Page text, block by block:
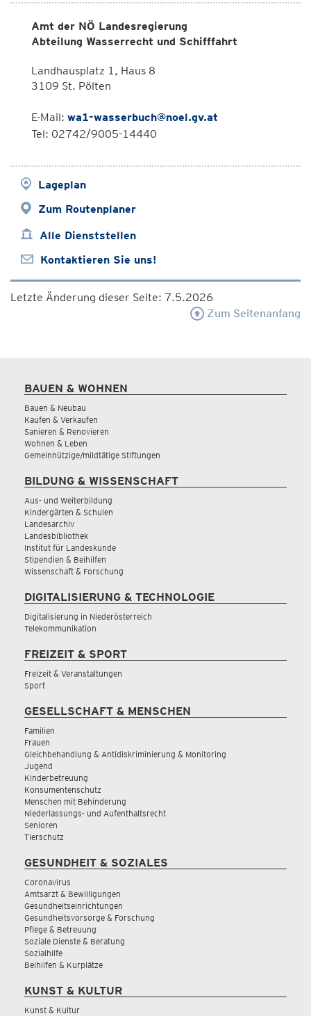
Amt der NÖ Landesregierung
Abteilung Wasserrecht und Schifffahrt
Landhausplatz 1, Haus 8
3109 St. Pölten
E-Mail: wa1-wasserbuch@noel.gv.at
Tel: 02742/9005-14440
Lageplan
Zum Routenplaner
Alle Dienststellen
Kontaktieren Sie uns!
Letzte Änderung dieser Seite: 7.5.2026
Zum Seitenanfang
BAUEN & WOHNEN
Bauen & Neubau
Kaufen & Verkaufen
Sanieren & Renovieren
Wohnen & Leben
Gemeinnützige/mildtätige Stiftungen
BILDUNG & WISSENSCHAFT
Aus- und Weiterbildung
Kindergärten & Schulen
Landesarchiv
Landesbibliothek
Institut für Landeskunde
Stipendien & Beihilfen
Wissenschaft & Forschung
DIGITALISIERUNG & TECHNOLOGIE
Digitalisierung in Niederösterreich
Telekommunikation
FREIZEIT & SPORT
Freizeit & Veranstaltungen
Sport
GESELLSCHAFT & MENSCHEN
Familien
Frauen
Gleichbehandlung & Antidiskriminierung & Monitoring
Jugend
Kinderbetreuung
Konsumentenschutz
Menschen mit Behinderung
Niederlassungs- und Aufenthaltsrecht
Senioren
Tierschutz
GESUNDHEIT & SOZIALES
Coronavirus
Amtsarzt & Bewilligungen
Gesundheitseinrichtungen
Gesundheitsvorsorge & Forschung
Pflege & Betreuung
Soziale Dienste & Beratung
Sozialhilfe
Beihilfen & Kurplätze
KUNST & KULTUR
Kunst & Kultur